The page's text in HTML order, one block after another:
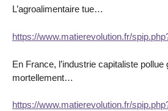
L’agroalimentaire tue…
https://www.matierevolution.fr/
En France, l’industrie capitaliste
mortellement…
https://www.matierevolution.fr/